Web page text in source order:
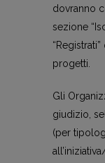
dovranno
sezione
progetti.
Gli
giudizio,
(per